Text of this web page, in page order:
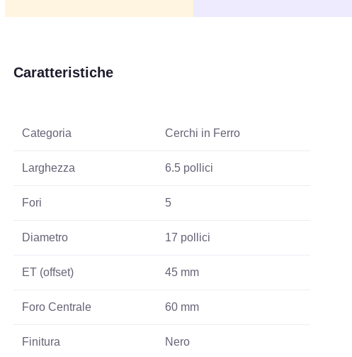
Caratteristiche
Categoria Cerchi in Ferro
Larghezza 6.5 pollici
Fori 5
Diametro 17 pollici
ET (offset) 45 mm
Foro Centrale 60 mm
Finitura Nero